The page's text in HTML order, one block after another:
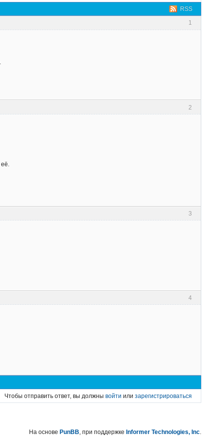
RSS
1
2
3
4
Чтобы отправить ответ, вы должнывойти илизарегистрироваться
На основеPunBB , при поддержкеInformer Technologies, Inc